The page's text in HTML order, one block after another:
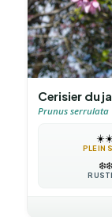
Cerisier du
Prunus serrulata
☀️
PLEIN
❄️❄️